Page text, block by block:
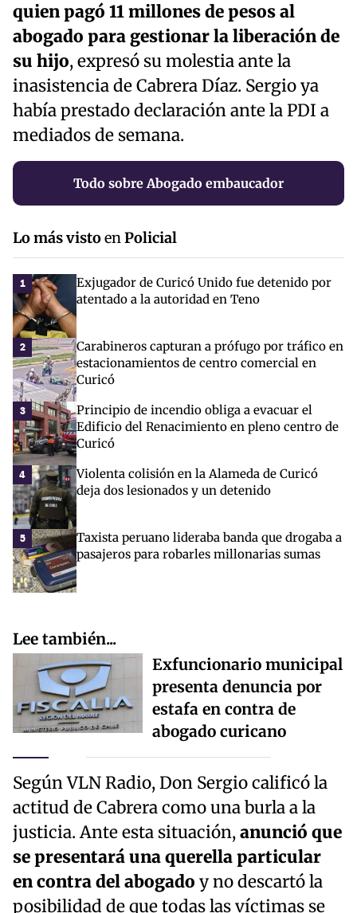
quien pagó 11 millones de pesos al
abogado para gestionar la liberación de
su hijo, expresó su molestia ante la
inasistencia de Cabrera Díaz. Sergio ya
había prestado declaración ante la PDI a
mediados de semana.
Todo sobre Abogado embaucador
Lo más vistoenPolicial
1
Exjugador de Curicó Unido fue detenido por
atentado a la autoridad en Teno
2
Carabineros capturan a prófugo por tráfico en
estacionamientos de centro comercial en
Curicó
3
Principio de incendio obliga a evacuar el
Edificio del Renacimiento en pleno centro de
Curicó
4
Violenta colisión en la Alameda de Curicó
deja dos lesionados y un detenido
5
Taxista peruano lideraba banda que drogaba a
pasajeros para robarles millonarias sumas
Lee también...
Exfuncionario municipal
presenta denuncia por
estafa en contra de
abogado curicano
Según VLN Radio, Don Sergio calificó la
actitud de Cabrera como una burla a la
justicia. Ante esta situación,anunció que
se presentará una querella particular
en contra del abogado y no descartó la
posibilidad de que todas las víctimas se